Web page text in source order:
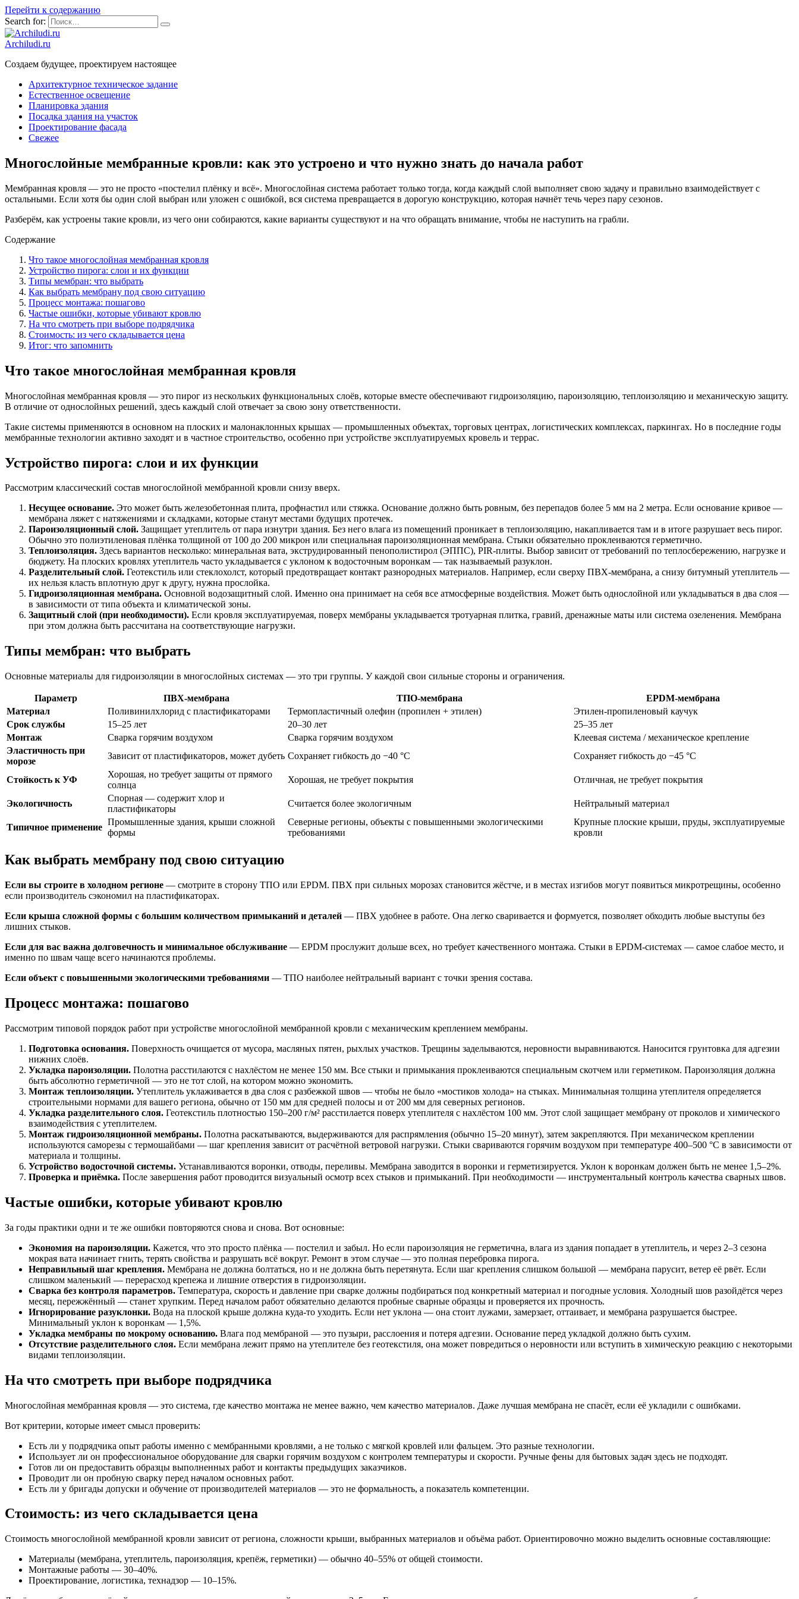
Перейти к содержанию
Search for:
Archiludi.ru
Создаем будущее, проектируем настоящее
Архитектурное техническое задание
Естественное освещение
Планировка здания
Посадка здания на участок
Проектирование фасада
Свежее
Многослойные мембранные кровли: как это устроено и что нужно знать до начала работ
Мембранная кровля — это не просто «постелил плёнку и всё». Многослойная система работает только тогда, когда каждый слой выполняет свою задачу и правильно взаимодействует с
остальными. Если хотя бы один слой выбран или уложен с ошибкой, вся система превращается в дорогую конструкцию, которая начнёт течь через пару сезонов.
Разберём, как устроены такие кровли, из чего они собираются, какие варианты существуют и на что обращать внимание, чтобы не наступить на грабли.
Содержание
Что такое многослойная мембранная кровля
Устройство пирога: слои и их функции
Типы мембран: что выбрать
Как выбрать мембрану под свою ситуацию
Процесс монтажа: пошагово
Частые ошибки, которые убивают кровлю
На что смотреть при выборе подрядчика
Стоимость: из чего складывается цена
Итог: что запомнить
Что такое многослойная мембранная кровля
Многослойная мембранная кровля — это пирог из нескольких функциональных слоёв, которые вместе обеспечивают гидроизоляцию, пароизоляцию, теплоизоляцию и механическую защиту.
В отличие от однослойных решений, здесь каждый слой отвечает за свою зону ответственности.
Такие системы применяются в основном на плоских и малонаклонных крышах — промышленных объектах, торговых центрах, логистических комплексах, паркингах. Но в последние годы
мембранные технологии активно заходят и в частное строительство, особенно при устройстве эксплуатируемых кровель и террас.
Устройство пирога: слои и их функции
Рассмотрим классический состав многослойной мембранной кровли снизу вверх.
Несущее основание. Это может быть железобетонная плита, профнастил или стяжка. Основание должно быть ровным, без перепадов более 5 мм на 2 метра. Если основание кривое —
мембрана ляжет с натяжениями и складками, которые станут местами будущих протечек.
Пароизоляционный слой. Защищает утеплитель от пара изнутри здания. Без него влага из помещений проникает в теплоизоляцию, накапливается там и в итоге разрушает весь пирог.
Обычно это полиэтиленовая плёнка толщиной от 100 до 200 микрон или специальная пароизоляционная мембрана. Стыки обязательно проклеиваются герметично.
Теплоизоляция. Здесь вариантов несколько: минеральная вата, экструдированный пенополистирол (ЭППС), PIR-плиты. Выбор зависит от требований по теплосбережению, нагрузке и
бюджету. На плоских кровлях утеплитель часто укладывается с уклоном к водосточным воронкам — так называемый разуклон.
Разделительный слой. Геотекстиль или стеклохолст, который предотвращает контакт разнородных материалов. Например, если сверху ПВХ-мембрана, а снизу битумный утеплитель —
их нельзя класть вплотную друг к другу, нужна прослойка.
Гидроизоляционная мембрана. Основной водозащитный слой. Именно она принимает на себя все атмосферные воздействия. Может быть однослойной или укладываться в два слоя —
в зависимости от типа объекта и климатической зоны.
Защитный слой (при необходимости). Если кровля эксплуатируемая, поверх мембраны укладывается тротуарная плитка, гравий, дренажные маты или система озеленения. Мембрана
при этом должна быть рассчитана на соответствующие нагрузки.
Типы мембран: что выбрать
Основные материалы для гидроизоляции в многослойных системах — это три группы. У каждой свои сильные стороны и ограничения.
Параметр ПВХ-мембрана ТПО-мембрана
EPDM-мембрана
Материал
Поливинилхлорид с пластификаторами Термопластичный олефин (пропилен + этилен)
Этилен-пропиленовый каучук
Срок службы
15–25 лет 20–30 лет
25–35 лет
Монтаж
Сварка горячим воздухом Сварка горячим воздухом
Клеевая система / механическое крепление
Эластичность при
морозе
Зависит от пластификаторов, может дубеть Сохраняет гибкость до −40 °C Сохраняет гибкость до −45 °C
Стойкость к УФ
Хорошая, но требует защиты от прямого
солнца
Хорошая, не требует покрытия Отличная, не требует покрытия
Экологичность
Спорная — содержит хлор и
пластификаторы
Считается более экологичным Нейтральный материал
Типичное применение
Промышленные здания, крыши сложной
формы
Северные регионы, объекты с повышенными экологическими
требованиями
Крупные плоские крыши, пруды, эксплуатируемые
кровли
Как выбрать мембрану под свою ситуацию
Если вы строите в холодном регионе — смотрите в сторону ТПО или EPDM. ПВХ при сильных морозах становится жёстче, и в местах изгибов могут появиться микротрещины, особенно
если производитель сэкономил на пластификаторах.
Если крыша сложной формы с большим количеством примыканий и деталей — ПВХ удобнее в работе. Она легко сваривается и формуется, позволяет обходить любые выступы без
лишних стыков.
Если для вас важна долговечность и минимальное обслуживание — EPDM прослужит дольше всех, но требует качественного монтажа. Стыки в EPDM-системах — самое слабое место, и
именно по швам чаще всего начинаются проблемы.
Если объект с повышенными экологическими требованиями — ТПО наиболее нейтральный вариант с точки зрения состава.
Процесс монтажа: пошагово
Рассмотрим типовой порядок работ при устройстве многослойной мембранной кровли с механическим креплением мембраны.
Подготовка основания. Поверхность очищается от мусора, масляных пятен, рыхлых участков. Трещины заделываются, неровности выравниваются. Наносится грунтовка для адгезии
нижних слоёв.
Укладка пароизоляции. Полотна расстилаются с нахлёстом не менее 150 мм. Все стыки и примыкания проклеиваются специальным скотчем или герметиком. Пароизоляция должна
быть абсолютно герметичной — это не тот слой, на котором можно экономить.
Монтаж теплоизоляции. Утеплитель уклаживается в два слоя с разбежкой швов — чтобы не было «мостиков холода» на стыках. Минимальная толщина утеплителя определяется
строительными нормами для вашего региона, обычно от 150 мм для средней полосы и от 200 мм для северных регионов.
Укладка разделительного слоя. Геотекстиль плотностью 150–200 г/м² расстилается поверх утеплителя с нахлёстом 100 мм. Этот слой защищает мембрану от проколов и химического
взаимодействия с утеплителем.
Монтаж гидроизоляционной мембраны. Полотна раскатываются, выдерживаются для распрямления (обычно 15–20 минут), затем закрепляются. При механическом креплении
используются саморезы с термошайбами — шаг крепления зависит от расчётной ветровой нагрузки. Стыки свариваются горячим воздухом при температуре 400–500 °C в зависимости от
материала и толщины.
Устройство водосточной системы. Устанавливаются воронки, отводы, переливы. Мембрана заводится в воронки и герметизируется. Уклон к воронкам должен быть не менее 1,5–2%.
Проверка и приёмка. После завершения работ проводится визуальный осмотр всех стыков и примыканий. При необходимости — инструментальный контроль качества сварных швов.
Частые ошибки, которые убивают кровлю
За годы практики одни и те же ошибки повторяются снова и снова. Вот основные:
Экономия на пароизоляции. Кажется, что это просто плёнка — постелил и забыл. Но если пароизоляция не герметична, влага из здания попадает в утеплитель, и через 2–3 сезона
мокрая вата начинает гнить, терять свойства и разрушать всё вокруг. Ремонт в этом случае — это полная перебровка пирога.
Неправильный шаг крепления. Мембрана не должна болтаться, но и не должна быть перетянута. Если шаг крепления слишком большой — мембрана парусит, ветер её рвёт. Если
слишком маленький — перерасход крепежа и лишние отверстия в гидроизоляции.
Сварка без контроля параметров. Температура, скорость и давление при сварке должны подбираться под конкретный материал и погодные условия. Холодный шов разойдётся через
месяц, пережжённый — станет хрупким. Перед началом работ обязательно делаются пробные сварные образцы и проверяется их прочность.
Игнорирование разуклонки. Вода на плоской крыше должна куда-то уходить. Если нет уклона — она стоит лужами, замерзает, оттаивает, и мембрана разрушается быстрее.
Минимальный уклон к воронкам — 1,5%.
Укладка мембраны по мокрому основанию. Влага под мембраной — это пузыри, расслоения и потеря адгезии. Основание перед укладкой должно быть сухим.
Отсутствие разделительного слоя. Если мембрана лежит прямо на утеплителе без геотекстиля, она может повредиться о неровности или вступить в химическую реакцию с некоторыми
видами теплоизоляции.
На что смотреть при выборе подрядчика
Многослойная мембранная кровля — это система, где качество монтажа не менее важно, чем качество материалов. Даже лучшая мембрана не спасёт, если её укладили с ошибками.
Вот критерии, которые имеет смысл проверить:
Есть ли у подрядчика опыт работы именно с мембранными кровлями, а не только с мягкой кровлей или фальцем. Это разные технологии.
Использует ли он профессиональное оборудование для сварки горячим воздухом с контролем температуры и скорости. Ручные фены для бытовых задач здесь не подходят.
Готов ли он предоставить образцы выполненных работ и контакты предыдущих заказчиков.
Проводит ли он пробную сварку перед началом основных работ.
Есть ли у бригады допуски и обучение от производителей материалов — это не формальность, а показатель компетенции.
Стоимость: из чего складывается цена
Стоимость многослойной мембранной кровли зависит от региона, сложности крыши, выбранных материалов и объёма работ. Ориентировочно можно выделить основные составляющие:
Материалы (мембрана, утеплитель, пароизоляция, крепёж, герметики) — обычно 40–55% от общей стоимости.
Монтажные работы — 30–40%.
Проектирование, логистика, технадзор — 10–15%.